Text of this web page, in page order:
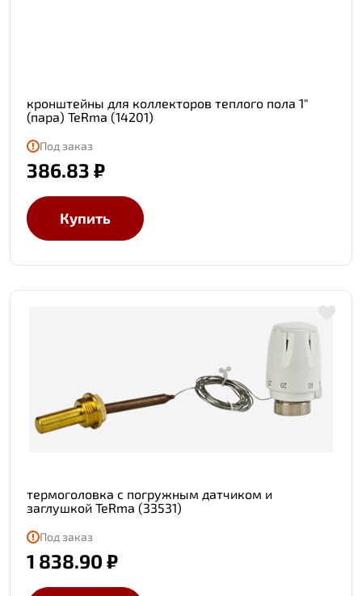
кронштейны для коллекторов теплого пола 1"
(пара) TeRma (14201)
Под заказ
386.83 ₽
Купить
термоголовка с погружным датчиком и
заглушкой TeRma (33531)
Под заказ
1 838.90 ₽